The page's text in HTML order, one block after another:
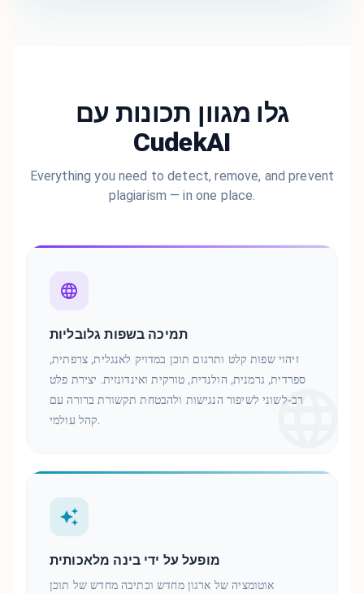
גלו מגוון תכונות עם
CudekAI
Everything you need to detect, remove, and prevent
plagiarism — in one place.
תמיכה בשפות גלובליות
זיהוי שפות קלט ותרגום תוכן במדויק לאנגלית, צרפתית,
ספרדית, גרמנית, הולנדית, טורקית ואינדונזית. יצירת פלט
רב-לשוני לשיפור הנגישות ולהבטחת תקשורת ברורה עם
קהל עולמי.
מופעל על ידי בינה מלאכותית
אוטומציה של ארגון מחדש וכתיבה מחדש של תוכן